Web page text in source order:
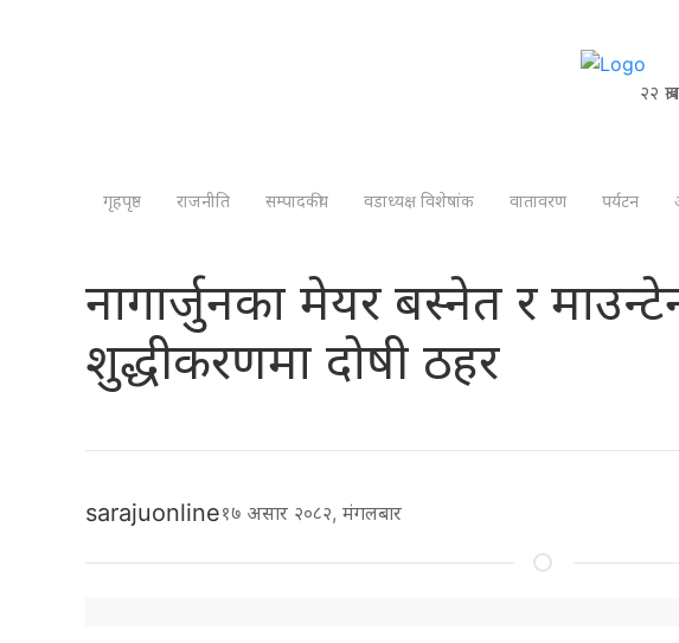
२२
गृहपृष्ठ राजनीति सम्पादकीय वडाध्यक्ष विशेषांक वातावरण पर्यटन
नागार्जुनका मेयर बस्नेत र
शुद्धीकरणमा दोषी ठहर
sarajuonline१७ असार २०८२, मंगलबार